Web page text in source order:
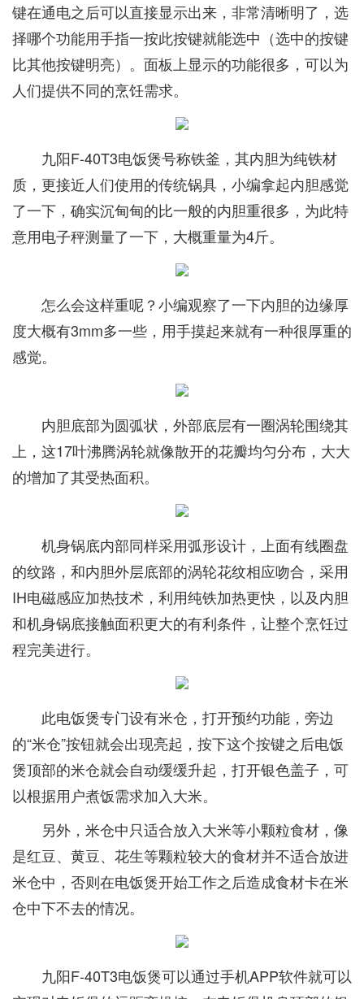
键在通电之后可以直接显示出来，非常清晰明了，选
择哪个功能用手指一按此按键就能选中（选中的按键
比其他按键明亮）。面板上显示的功能很多，可以为
人们提供不同的烹饪需求。
九阳F-40T3电饭煲号称铁釜，其内胆为纯铁材
质，更接近人们使用的传统锅具，小编拿起内胆感觉
了一下，确实沉甸甸的比一般的内胆重很多，为此特
意用电子秤测量了一下，大概重量为4斤。
怎么会这样重呢？小编观察了一下内胆的边缘厚
度大概有3mm多一些，用手摸起来就有一种很厚重的
感觉。
内胆底部为圆弧状，外部底层有一圈涡轮围绕其
上，这17叶沸腾涡轮就像散开的花瓣均匀分布，大大
的增加了其受热面积。
机身锅底内部同样采用弧形设计，上面有线圈盘
的纹路，和内胆外层底部的涡轮花纹相应吻合，采用
IH电磁感应加热技术，利用纯铁加热更快，以及内胆
和机身锅底接触面积更大的有利条件，让整个烹饪过
程完美进行。
此电饭煲专门设有米仓，打开预约功能，旁边
的“米仓”按钮就会出现亮起，按下这个按键之后电饭
煲顶部的米仓就会自动缓缓升起，打开银色盖子，可
以根据用户煮饭需求加入大米。
另外，米仓中只适合放入大米等小颗粒食材，像
是红豆、黄豆、花生等颗粒较大的食材并不适合放进
米仓中，否则在电饭煲开始工作之后造成食材卡在米
仓中下不去的情况。
九阳F-40T3电饭煲可以通过手机APP软件就可以